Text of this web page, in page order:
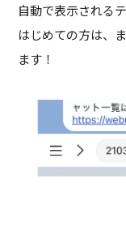
自動で表示される
はじめての方は、
ます！